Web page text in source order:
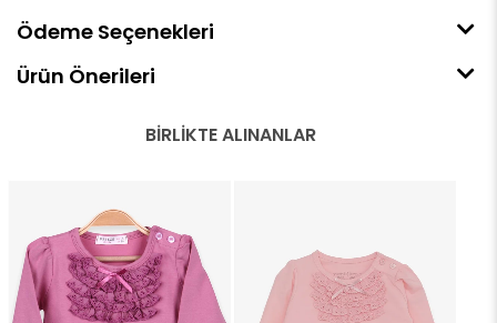
Ödeme Seçenekleri
Ürün Önerileri